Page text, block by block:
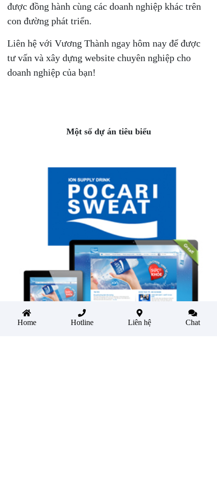
được đồng hành cùng các doanh nghiệp khác trên
con đường phát triển.
Liên hệ với Vương Thành ngay hôm nay để được
tư vấn và xây dựng website chuyên nghiệp cho
doanh nghiệp của bạn!
Một số dự án tiêu biểu
Home Hotline Liên hệ Chat